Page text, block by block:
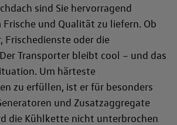
sind Sie hervorragend
und Qualität zu liefern. Ob
oder die
Transporter bleibt cool – und das
Um härteste
zu erfüllen, ist er für besonders
und Zusatzaggregate
die Kühlkette nicht unterbrochen